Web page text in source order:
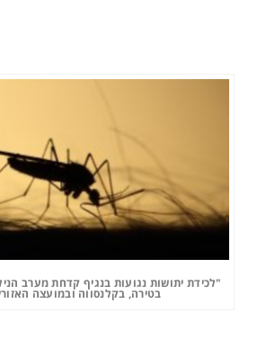
"לכידת יתושות נגועות בנגיף קדחת מערב
בטירה, בקלנסווה ובמועצה